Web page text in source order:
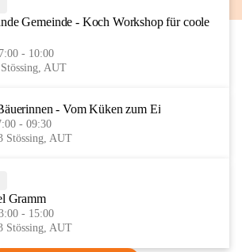
AUG
Gemeinde - Koch Workshop für coole
- 10:00
AUT
- Vom Küken zum Ei
- 09:30
Stössing, AUT
Gramm
- 15:00
Stössing, AUT